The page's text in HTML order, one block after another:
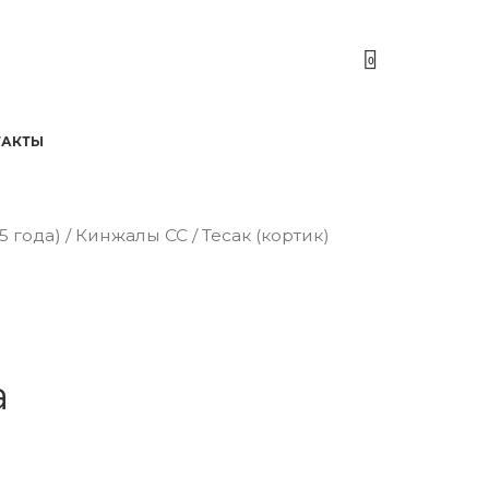
0
года) / Кинжалы СС / Тесак (кортик)